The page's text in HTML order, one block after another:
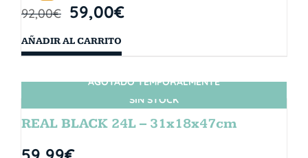
92,00€ 59,00€
AÑADIR AL CARRITO
SIN STOCK
AGOTADO TEMPORALMENTE
REAL BLACK 24L – 31x18x47cm